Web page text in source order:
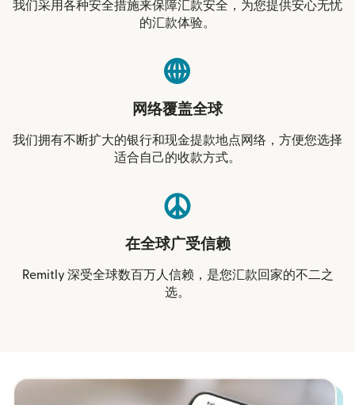
我们采用各种安全措施来保障汇款安全，为您提供安心无忧
的汇款体验。
网络覆盖全球
我们拥有不断扩大的银行和现金提款地点网络，方便您选择
适合自己的收款方式。
在全球广受信赖
Remitly 深受全球数百万人信赖，是您汇款回家的不二之
选。